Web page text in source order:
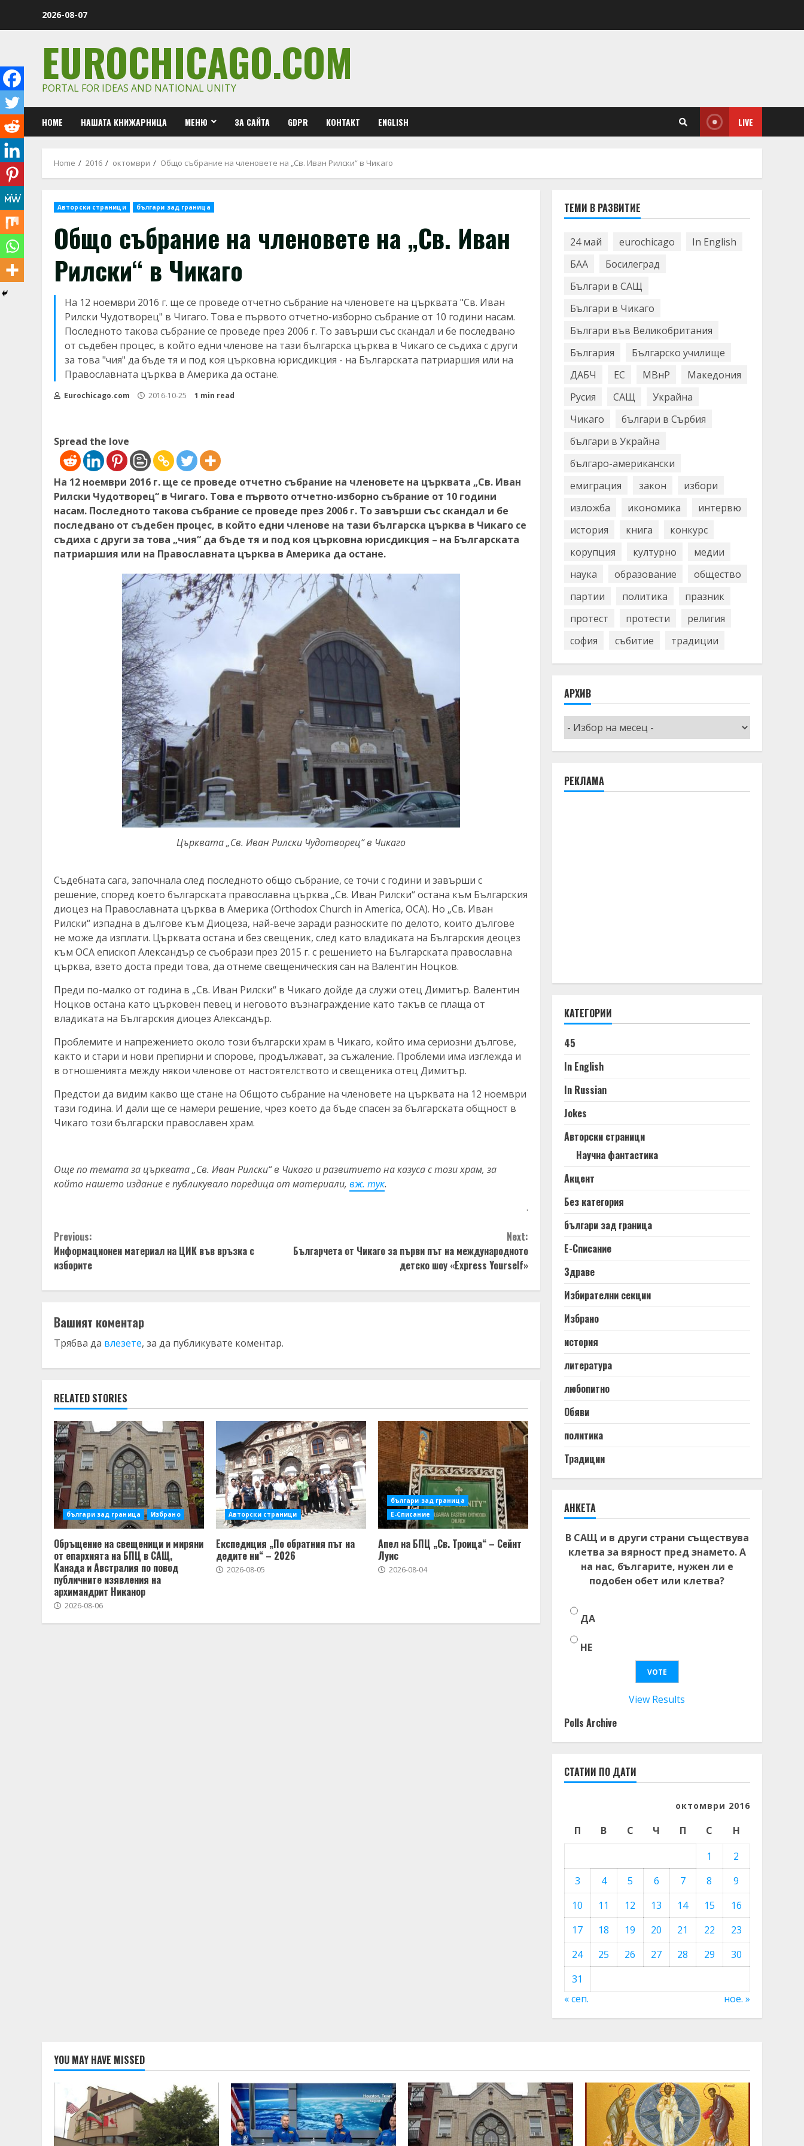
2026-08-07
EUROCHICAGO.COM
PORTAL FOR IDEAS AND NATIONAL UNITY
HOME НАШАТА КНИЖАРНИЦА МЕНЮ ЗА САЙТА GDPR КОНТАКТ ENGLISH LIVE
Home 2016 октомври Общо събрание на членовете на „Св. Иван Рилски“ в Чикаго
Авторски страници българи зад граница
Общо събрание на членовете на „Св. Иван
Рилски“ в Чикаго
На 12 ноември 2016 г. ще се проведе отчетно събрание на членовете на църквата "Св. Иван
Рилски Чудотворец" в Чигаго. Това е първото отчетно-изборно събрание от 10 години насам.
Последното такова събрание се проведе през 2006 г. То завърши със скандал и бе последвано
от съдебен процес, в който едни членове на тази българска църква в Чикаго се съдиха с други
за това "чия" да бъде тя и под коя църковна юрисдикция - на Българската патриаршия или на
Православната църква в Америка да остане.
Eurochicago.com 2016-10-25 1 min read
Spread the love
На 12 ноември 2016 г. ще се проведе отчетно събрание на членовете на църквата „Св. Иван
Рилски Чудотворец“ в Чигаго. Това е първото отчетно-изборно събрание от 10 години
насам. Последното такова събрание се проведе през 2006 г. То завърши със скандал и бе
последвано от съдебен процес, в който едни членове на тази българска църква в Чикаго се
съдиха с други за това „чия“ да бъде тя и под коя църковна юрисдикция – на Българската
патриаршия или на Православната църква в Америка да остане.
Църквата „Св. Иван Рилски Чудотворец“ в Чикаго
Съдебната сага, започнала след последното общо събрание, се точи с години и завърши с
решение, според което българската православна църква „Св. Иван Рилски“ остана към Българския
диоцез на Православната църква в Америка (Orthodox Church in America, OCA). Но „Св. Иван
Рилски“ изпадна в дългове към Диоцеза, най-вече заради разноските по делото, които дългове
не може да изплати. Църквата остана и без свещеник, след като владиката на Българския деоцез
към OCA епископ Александър се съобрази през 2015 г. с решението на Българската православна
църква, взето доста преди това, да отнеме свещеническия сан на Валентин Ноцков.
Преди по-малко от година в „Св. Иван Рилски“ в Чикаго дойде да служи отец Димитър. Валентин
Ноцков остана като църковен певец и неговото възнаграждение като такъв се плаща от
владиката на Българския диоцез Александър.
Проблемите и напрежението около този български храм в Чикаго, който има сериозни дългове,
както и стари и нови препирни и спорове, продължават, за съжаление. Проблеми има изглежда и
в отношенията между някои членове от настоятелството и свещеника отец Димитър.
Предстои да видим какво ще стане на Общото събрание на членовете на църквата на 12 ноември
тази година. И дали ще се намери решение, чрез което да бъде спасен за българската общност в
Чикаго този български православен храм.
Още по темата за църквата „Св. Иван Рилски“ в Чикаго и развитието на казуса с този храм, за
който нашето издание е публикувало поредица от материали, вж. тук.
.
Continue
Reading
Previous:
Информационен материал на ЦИК във връзка с
изборите
Next:
Българчета от Чикаго за първи път на международното
детско шоу «Express Yourself»
Вашият коментар
Трябва да влезете, за да публикувате коментар.
RELATED STORIES
българи зад граница Избрано
Обръщение на свещеници и миряни
от епархията на БПЦ в САЩ,
Канада и Австралия по повод
публичните изявления на
архимандрит Никанор
2026-08-06
Авторски страници
Експедиция „По обратния път на
дедите ни“ – 2026
2026-08-05
българи зад граница
Е-Списание
Апел на БПЦ „Св. Троица“ – Сейнт
Луис
2026-08-04
ТЕМИ В РАЗВИТИЕ
24 май eurochicago
In English
БАА
Босилеград
Българи в САЩ
Българи в Чикаго
Българи във Великобритания
България
Българско училище
ДАБЧ
ЕС МВнР
Македония
Русия
САЩ
Украйна
Чикаго
българи в Сърбия
българи в Украйна
българо-американски
емиграция
закон
избори
изложба
икономика
интервю
история
книга
конкурс
корупция
културно
медии
наука
образование
общество
партии
политика
празник
протест
протести
религия
софия
събитие традиции
АРХИВ
Архив
РЕКЛАМА
КАТЕГОРИИ
45
In English
In Russian
Jokes
Авторски страници
Научна фантастика
Акцент
Без категория
българи зад граница
Е-Списание
Здраве
Избирателни секции
Избрано
история
литература
любопитно
Обяви
политика
Традиции
АНКЕТА
В САЩ и в други страни съществува
клетва за вярност пред знамето. А
на нас, българите, нужен ли е
подобен обет или клетва?
ДА
НЕ
View Results
Polls Archive
СТАТИИ ПО ДАТИ
октомври 2016
П В С Ч П С
Н
1
2
3
4 5 6 7 8
9
10
11 12 13 14 15
16
17
18 19 20 21 22
23
24
25 26 27 28 29
30
31
« сеп.
ное. »
YOU MAY HAVE MISSED